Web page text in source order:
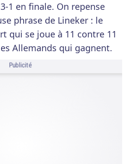
1 en finale. On repense
phrase de Lineker : le
qui se joue à 11 contre 11
Allemands qui gagnent.
Publicité